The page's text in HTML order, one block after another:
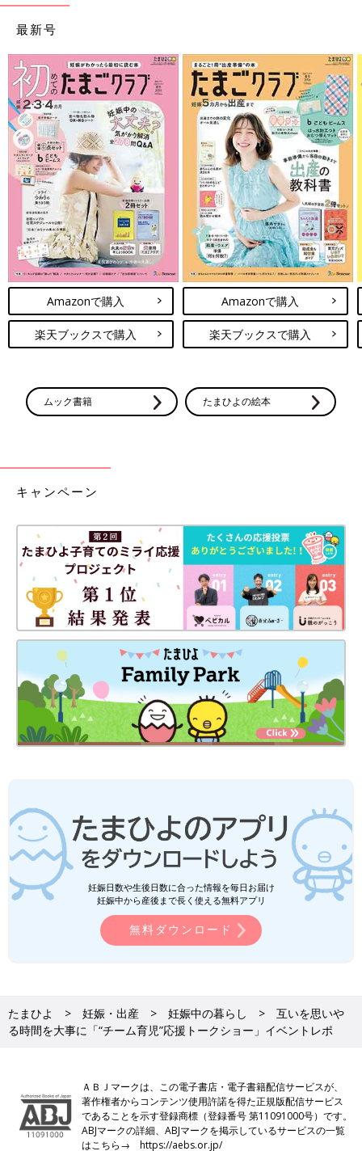
最新号
Amazonで購入
楽天ブックスで購入
Amazonで購入
楽天ブックスで購入
ムック書籍 たまひよの絵本
キャンペーン
妊娠日数や生後日数に合った情報を毎日お届け
妊娠中から産後まで長く使える無料アプリ
無料ダウンロード
たまひよ 妊娠・出産 妊娠中の暮らし
互いを思いや
る時間を大事に「“チーム育児”応援トークショー」イベントレポ
ＡＢＪマークは、この電子書店・電子書籍配信サービスが、
著作権者からコンテンツ使用許諾を得た正規版配信サービス
であることを示す登録商標（登録番号 第11091000号）です。
ABJマークの詳細、ABJマークを掲示しているサービスの一覧
はこちら→https://aebs.or.jp/